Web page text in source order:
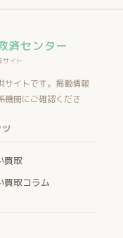
済センター
イト
サイトです。掲載情報
機関にご確認くださ
買取
買取コラム